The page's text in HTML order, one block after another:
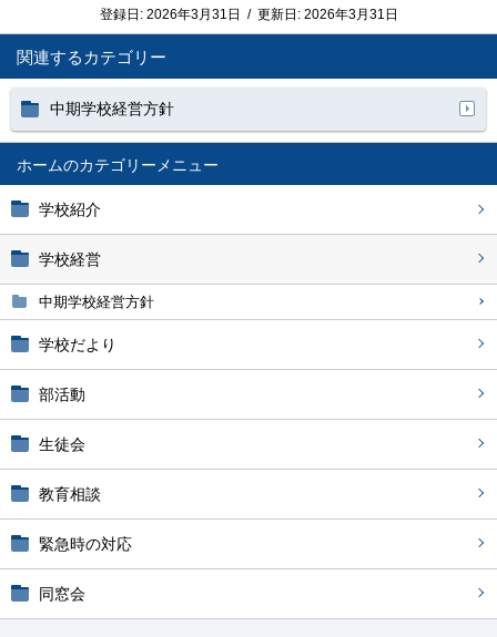
ホーム
学校紹介
学校経営
中期学校経営方針
学校だより
部活動
生徒会
教育相談
緊急時の対応
同窓会
登録日: 2026年3月31日 / 更新日: 2026年3月31日
関連するカテゴリー
中期学校経営方針